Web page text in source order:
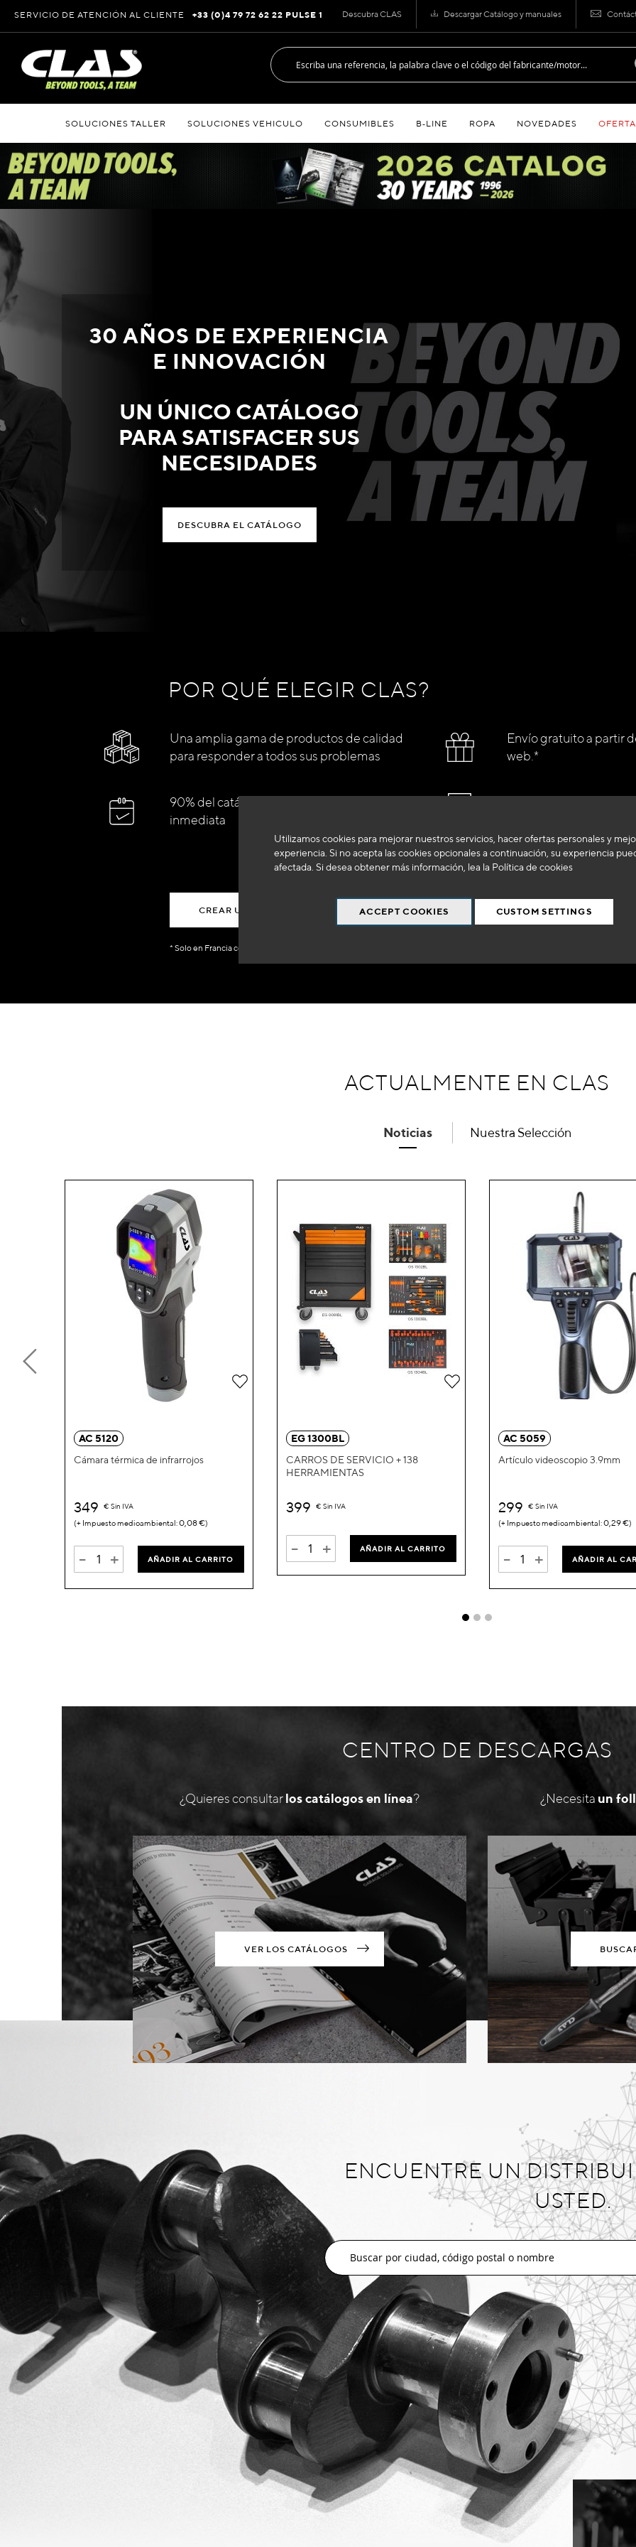
Utilizamos cookies para mejorar nuestros servicios, hacer ofertas personales y
experiencia. Si no acepta las cookies opcionales a continuación, su experiencia
afectada. Si desea obtener más información, lea la Política de cookies
ACCEPT COOKIES CUSTOM SETTINGS
Descubra CLAS Descargar Catálogo y manuales
al
contenido
SERVICIO DE ATENCIÓN AL CLIENTE +33 (0)4 79 72 62 22 PULSE 1
SOLUCIONES TALLER SOLUCIONES VEHICULO CONSUMIBLES B‑LINE ROPA NOVEDADES
30 AÑOS DE EXPERIENCIA
E INNOVACIÓN
UN ÚNICO CATÁLOGO
PARA SATISFACER SUS
NECESIDADES
DESCUBRA EL CATÁLOGO
POR QUÉ ELEGIR CLAS?
Una amplia gama de productos de calidad
para responder a todos sus problemas
90% del catálogo en disponibilidad
inmediata
Envío gratuito a partir
web.*
Entrega en 48 a 72
CREAR UNA CUENTA CONÉCTAME
* Solo en Francia continental, excluidas las plataformas y puentes elevadores.
ACTUALMENTE EN CLAS
Noticias
AC 5120
Cámara térmica de infrarrojos
349 € Sin IVA
0,08 €
- + AÑADIR AL CARRITO
Añadir
EG 1300BL
CARROS DE SERVICIO + 138
HERRAMIENTAS
399 € Sin IVA
- + AÑADIR AL CARRITO
Añadir
AC 5059
Artículo videoscopio 3.9mm
299 € Sin IVA
0,29 €
- + AÑADIR AL
Nuestra Selección
CENTRO DE DESCARGAS
¿Quieres consultarlos catálogos en línea?
VER LOS CATÁLOGOS
¿Necesita un
ENCUENTRE UN
USTED.